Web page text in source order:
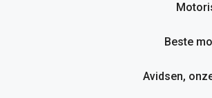
Beste
Avidsen,